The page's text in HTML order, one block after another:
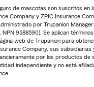
de mascotas son suscritos en
Company y ZPIC Insurance
por Trupanion
NPN 9588590). Se aplican
web de Trupanion para
Company, sus subsidiarias
por los productos de
independiente y no está